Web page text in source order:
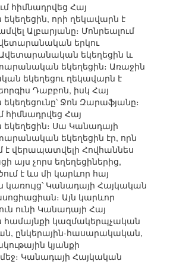
հիմնադրվեց Հայ
որի ղեկավարն է
Ալբարյանը։ Մոնրեալում
երկու
Ավետարանական եկեղեցին և
եկեղեցին։ Առաջին
եկեղեցու ղեկավարն է
Դաբբոն, իսկ Հայ
Ջոն Զարաֆյանը։
հիմնադրվեց Հայ
Սա Կանադայի
եկեղեցին էր, որն
է վերապատվելի Հովհաննես
այս չորս եղեղեցիներից,
է ևս մի կարևոր հայ
Կանադայի Հայկական
Այն կարևոր
ունի Կանադայի Հայ
կազմակերպչական
ընկերային-հասարակական,
կյանքի
Կանադայի Հայկական